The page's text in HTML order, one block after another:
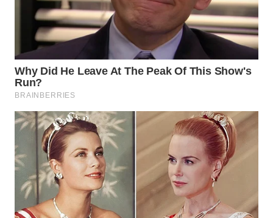
WN
SIMALUNGUN
LABUHANBATU
WN
TAPANULI
TENGAH
WN DELI
SERDANG
WN